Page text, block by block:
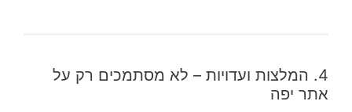
4. המלצות ועדויות – לא מסתמכים רק על
אתר יפה